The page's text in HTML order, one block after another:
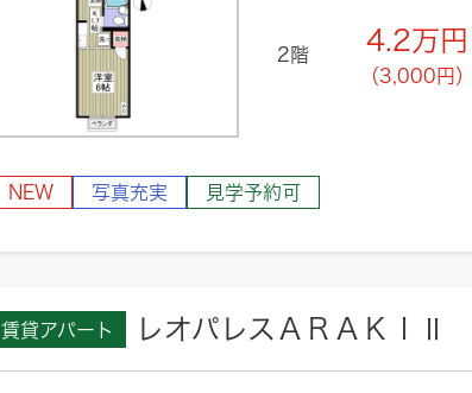
2階 4.2万円
（3,000円）
NEW 写真充実 見学予約可
賃貸アパート レオパレスＡＲＡＫＩⅡ